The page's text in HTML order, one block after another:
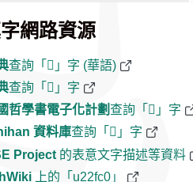
網路資源
查詢「𢿀」字 (華語)
查詢「𢿀」字
哲學書電子化計劃 查詢「𢿀」字
資料庫查詢「𢿀」字
Project 的表意文字描述等資料
上的「u22fc0」